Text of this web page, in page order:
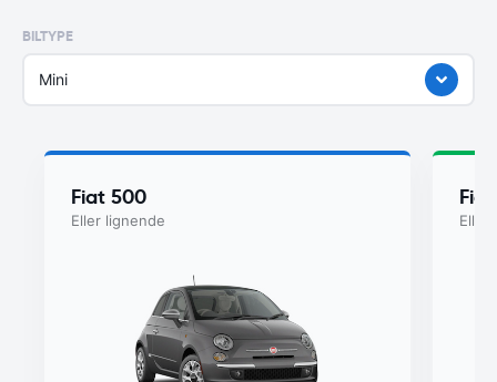
BILTYPE
Mini
Fiat 500
Eller lignende Eller